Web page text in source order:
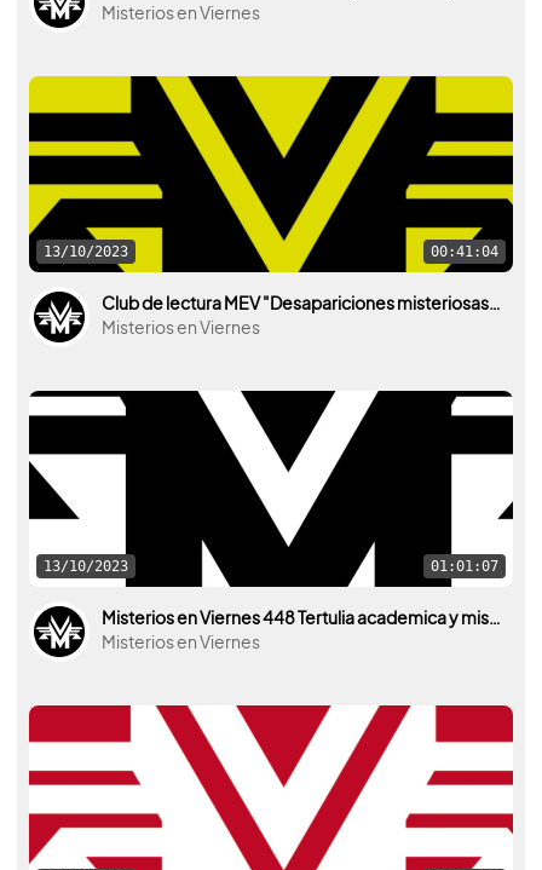
Misterios en Viernes
13/10/2023 00:41:04
Club de lectura MEV "Desapariciones misteriosas de Patrice Gaston"
Misterios en Viernes
13/10/2023 01:01:07
Misterios en Viernes 448 Tertulia academica y misteriosa con Felix Friaza y Ana Cárdenas
Misterios en Viernes